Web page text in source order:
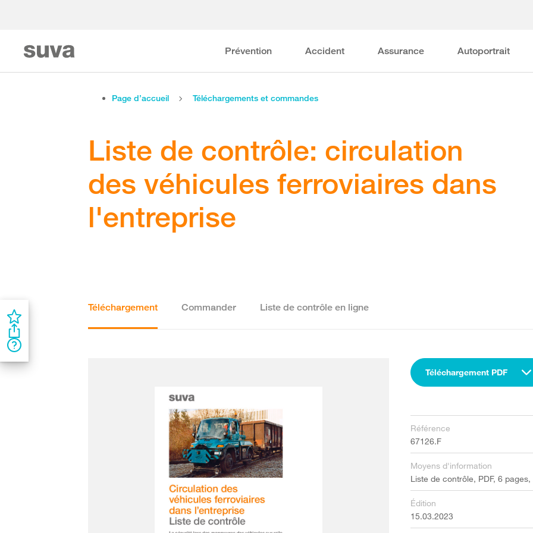
Prévention Accident Assurance Autoportrait
Page d’accueil Téléchargements et commandes
Liste de contrôle: circulation
des véhicules ferroviaires dans
l'entreprise
Téléchargement Commander Liste de contrôle en ligne
Téléchargement PDF
Référence
67126.F
Moyens d'information
Liste de contrôle, PDF, 6 pages,
Édition
15.03.2023